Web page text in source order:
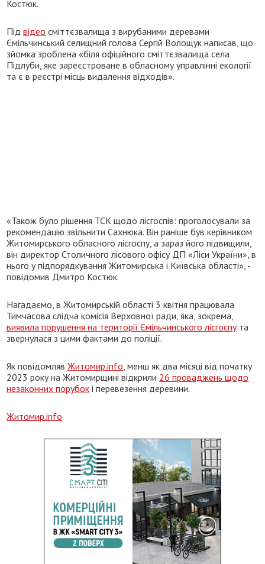
Костюк.
Підвідео сміттєзвалища з вирубаними деревами
Ємільчинський селищний голова Сергій Волощук написав, що
зйомка зроблена «біля офіційного сміттєзвалища села
Підлуби, яке зареєстроване в обласному управлінні екології
та є в реєстрі місць видалення відходів».
«Також було рішення ТСК щодо лісгоспів: проголосували за
рекомендацію звільнити Сахнюка. Він раніше був керівником
Житомирського обласного лісгоспу, а зараз його підвищили,
він директор Столичного лісового офісу ДП «Ліси України», в
нього у підпорядкування Житомирська і Київська області», -
повідомив Дмитро Костюк.
Нагадаємо, в Житомирській області 3 квітня працювала
Тимчасова слідча комісія Верховної ради, яка, зокрема,
виявила порушення на території Ємільчинського лісгоспута
звернулася з цими фактами до поліції.
Як повідомлявЖитомир.info , менш як два місяці від початку
2023 року на Житомирщині відкрили 26 проваджень щодо
незаконних порубок і перевезення деревини.
Житомир.info